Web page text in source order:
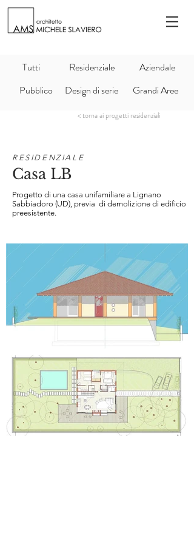
Tutti
Pubblico
Residenziale
Design di serie
Aziendale
Grandi Aree
< torna ai progetti residenziali
RESIDENZIALE
Casa LB
Progetto di una casa unifamiliare a Lignano
Sabbiadoro (UD), previa di demolizione di edificio
preesistente.